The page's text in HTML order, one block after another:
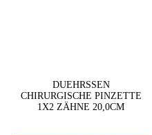
DUEHRSSEN
CHIRURGISCHE PINZETTE
1X2 ZÄHNE 20,0CM